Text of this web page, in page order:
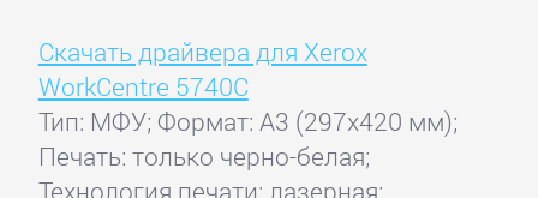
Скачать драйвера для Xerox
WorkCentre 5740C
Тип: МФУ; Формат: A3 (297x420 мм);
Печать: только черно-белая;
Технология печати: лазерная;